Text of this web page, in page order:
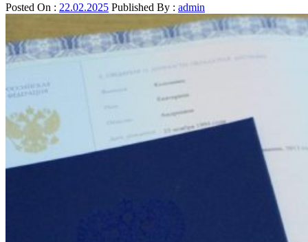
Posted On : 22.02.2025 Published By : admin